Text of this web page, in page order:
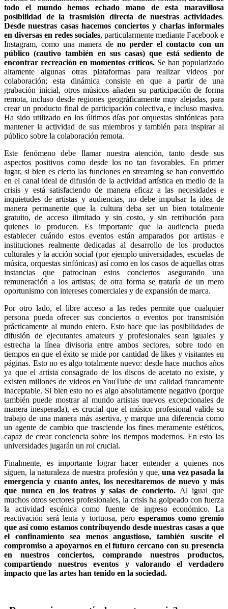
todo el mundo hemos echado mano de esta maravillosa
posibilidad de la trasmisión directa de nuestras actividades.
Desde nuestras casas hacemos conciertos y charlas informales
en diversas en redes sociales, particularmente mediante Facebook e
Instagram, como una manera de no perder el contacto con un
público (cautivo también en sus casas) que está sediento de
encontrar recreación en momentos críticos.Se han popularizado
altamente algunas otras plataformas para realizar videos por
colaboración; esta dinámica consiste en que a partir de una
grabación inicial, otros músicos añaden su participación de forma
remota, incluso desde regiones geográficamente muy alejadas, para
crear un producto final de participación colectiva, e incluso masiva.
Ha sido utilizado en los últimos días por orquestas sinfónicas para
mantener la actividad de sus miembros y también para inspirar al
público sobre la colaboración remota.
Este fenómeno debe llamar nuestra atención, tanto desde sus
aspectos positivos como desde los no tan favorables. En primer
lugar, si bien es cierto las funciones en streaming se han convertido
en el canal ideal de difusión de la actividad artística en medio de la
crisis y está satisfaciendo de manera eficaz a las necesidades e
inquietudes de artistas y audiencias, no debe impulsar la idea de
manera permanente que la cultura deba ser un bien totalmente
gratuito, de acceso ilimitado y sin costo, y sin retribución para
quienes lo producen. Es importante que la audiencia pueda
establecer cuándo estos eventos están amparados por artistas e
instituciones realmente dedicadas al desarrollo de los productos
culturales y la acción social (por ejemplo universidades, escuelas de
música, orquestas sinfónicas) así como en los casos de aquellas otras
instancias que patrocinan estos conciertos asegurando una
remuneración a los artistas; de otra forma se trataría de un mero
oportunismo con intereses comerciales y de expansión de marca.
Por otro lado, el libre acceso a las redes permite que cualquier
persona pueda ofrecer sus conciertos o eventos por transmisión
prácticamente al mundo entero. Esto hace que las posibilidades de
difusión de ejecutantes amateurs y profesionales sean iguales y
estrecha la línea divisoria entre ambos sectores, sobre todo en
tiempos en que el éxito se mide por cantidad de likes y visitantes en
páginas. Esto no es algo totalmente nuevo: desde hace muchos años
ya que el artista consagrado de los discos de acetato no existe, y
existen millones de videos en YouTube de una calidad francamente
inaceptable. Si bien esto no es algo absolutamente negativo (porque
también puede mostrar al mundo artistas nuevos excepcionales de
manera inesperada), es crucial que el músico profesional valide su
trabajo de una manera más asertiva, y marque una diferencia como
un agente de cambio que trasciende los fines meramente estéticos,
capaz de crear conciencia sobre los tiempos modernos. En esto las
universidades jugarán un rol crucial.
Finalmente, es importante lograr hacer entender a quienes nos
siguen, la naturaleza de nuestra profesión y que,una vez pasada la
emergencia y cuanto antes, los necesitaremos de nuevo y más
que nunca en los teatros y salas de concierto. Al igual que
muchos otros sectores profesionales, la crisis ha golpeado con fuerza
la actividad escénica como fuente de ingreso económico. La
reactivación será lenta y tortuosa, pero esperamos como gremio
que así como estamos contribuyendo desde nuestras casas a que
el confinamiento sea menos angustioso, también suscite el
compromiso a apoyarnos en el futuro cercano con su presencia
en nuestros conciertos, comprando nuestros productos,
compartiendo nuestros eventos y valorando el verdadero
impacto que las artes han tenido en la sociedad.